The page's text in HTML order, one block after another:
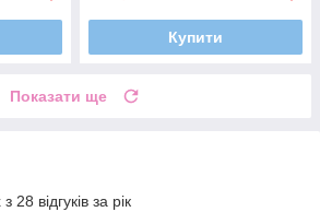
Купити
Показати ще
28 відгуків за рік